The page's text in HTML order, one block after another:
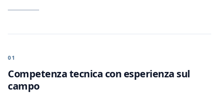
01
Competenza tecnica con esperienza sul
campo